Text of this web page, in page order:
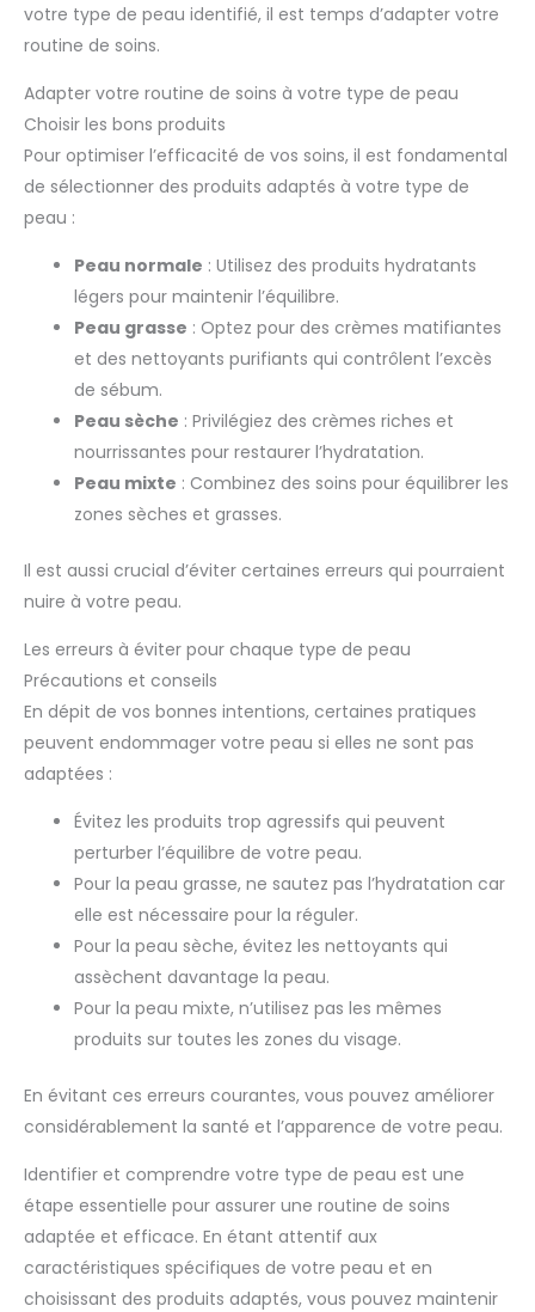
votre type de peau identifié, il est temps d’adapter votre
routine de soins.
Adapter votre routine de soins à votre type de peau
Choisir les bons produits
Pour optimiser l’efficacité de vos soins, il est fondamental
de sélectionner des produits adaptés à votre type de
peau :
Peau normale : Utilisez des produits hydratants
légers pour maintenir l’équilibre.
Peau grasse : Optez pour des crèmes matifiantes
et des nettoyants purifiants qui contrôlent l’excès
de sébum.
Peau sèche : Privilégiez des crèmes riches et
nourrissantes pour restaurer l’hydratation.
Peau mixte : Combinez des soins pour équilibrer les
zones sèches et grasses.
Il est aussi crucial d’éviter certaines erreurs qui pourraient
nuire à votre peau.
Les erreurs à éviter pour chaque type de peau
Précautions et conseils
En dépit de vos bonnes intentions, certaines pratiques
peuvent endommager votre peau si elles ne sont pas
adaptées :
Évitez les produits trop agressifs qui peuvent
perturber l’équilibre de votre peau.
Pour la peau grasse, ne sautez pas l’hydratation car
elle est nécessaire pour la réguler.
Pour la peau sèche, évitez les nettoyants qui
assèchent davantage la peau.
Pour la peau mixte, n’utilisez pas les mêmes
produits sur toutes les zones du visage.
En évitant ces erreurs courantes, vous pouvez améliorer
considérablement la santé et l’apparence de votre peau.
Identifier et comprendre votre type de peau est une
étape essentielle pour assurer une routine de soins
adaptée et efficace. En étant attentif aux
caractéristiques spécifiques de votre peau et en
choisissant des produits adaptés, vous pouvez maintenir